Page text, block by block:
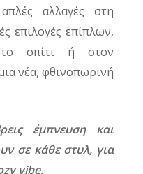
αλλαγές στη
επιλογές επίπλων,
σπίτι ή στον
νέα, φθινοπωρινή
έμπνευση και
σε κάθε στυλ, για
vibe.